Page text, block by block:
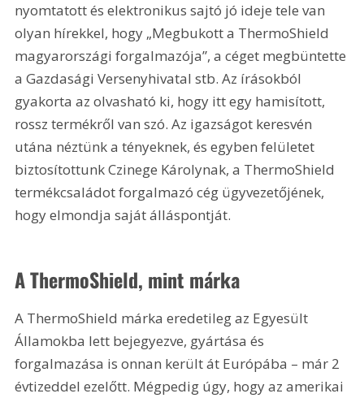
nyomtatott és elektronikus sajtó jó ideje tele van
olyan hírekkel, hogy „Megbukott a ThermoShield
magyarországi forgalmazója”, a céget megbüntette
a Gazdasági Versenyhivatal stb. Az írásokból
gyakorta az olvasható ki, hogy itt egy hamisított,
rossz termékről van szó. Az igazságot keresvén
utána néztünk a tényeknek, és egyben felületet
biztosítottunk Czinege Károlynak, a ThermoShield
termékcsaládot forgalmazó cég ügyvezetőjének,
hogy elmondja saját álláspontját.
A ThermoShield, mint márka
A ThermoShield márka eredetileg az Egyesült
Államokba lett bejegyezve, gyártása és
forgalmazása is onnan került át Európába – már 2
évtizeddel ezelőtt. Mégpedig úgy, hogy az amerikai